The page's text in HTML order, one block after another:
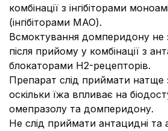
комбінації з інгібіторами
(інгібіторами МАО).
Всмоктування домперидону не
після прийому у комбінації з
блокаторами Н2-рецепторів.
Препарат слід приймати натще
оскільки їжа впливає на
омепразолу та домперидону.
Не слід приймати антацидні та